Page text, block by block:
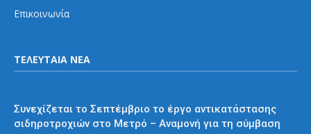
Επικοινωνία
ΤΕΛΕΥΤΑΙΑ ΝΕΑ
Συνεχίζεται το Σεπτέμβριο το έργο αντικατάστασης
σιδηροτροχιών στο Μετρό – Αναμονή για τη σύμβαση